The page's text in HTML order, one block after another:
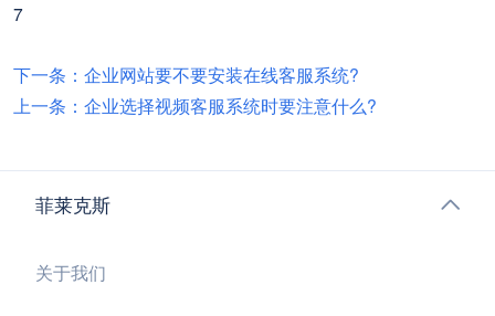
7
下一条：企业网站要不要安装在线客服系统?
上一条：企业选择视频客服系统时要注意什么?
菲莱克斯
关于我们